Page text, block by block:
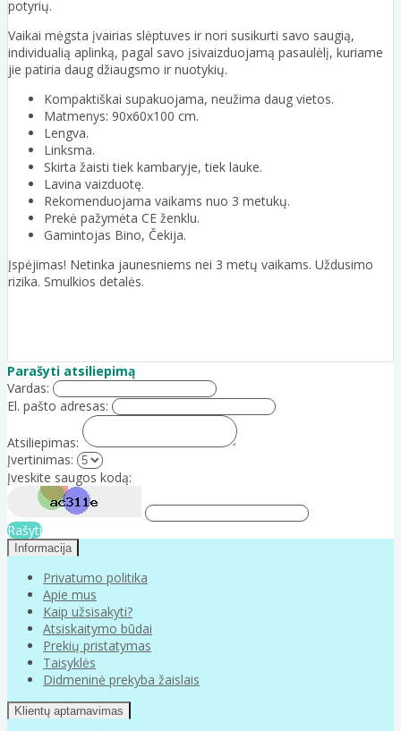
potyrių.
Vaikai mėgsta įvairias slėptuves ir nori susikurti savo saugią,
individualią aplinką, pagal savo įsivaizduojamą pasaulėlį, kuriame
jie patiria daug džiaugsmo ir nuotykių.
Kompaktiškai supakuojama, neužima daug vietos.
Matmenys: 90x60x100 cm.
Lengva.
Linksma.
Skirta žaisti tiek kambaryje, tiek lauke.
Lavina vaizduotę.
Rekomenduojama vaikams nuo 3 metukų.
Prekė pažymėta CE ženklu.
Gamintojas Bino, Čekija.
Įspėjimas! Netinka jaunesniems nei 3 metų vaikams. Uždusimo
rizika. Smulkios detalės.
Parašyti atsiliepimą
Vardas:
El. pašto adresas:
Atsiliepimas:
Įvertinimas:
Įveskite saugos kodą:
Rašyti
Informacija
Privatumo politika
Apie mus
Kaip užsisakyti?
Atsiskaitymo būdai
Prekių pristatymas
Taisyklės
Didmeninė prekyba žaislais
Klientų aptarnavimas